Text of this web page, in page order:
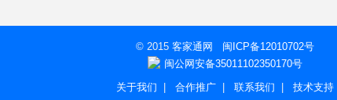
© 2015 客家通网
闽ICP备12010702号
闽公网安备35011102350170号
关于我们
合作推广| 联系我们 技术支持